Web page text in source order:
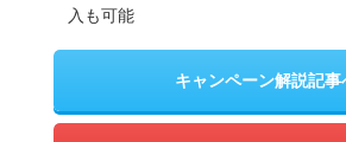
入も可能
キャンペーン解説記事